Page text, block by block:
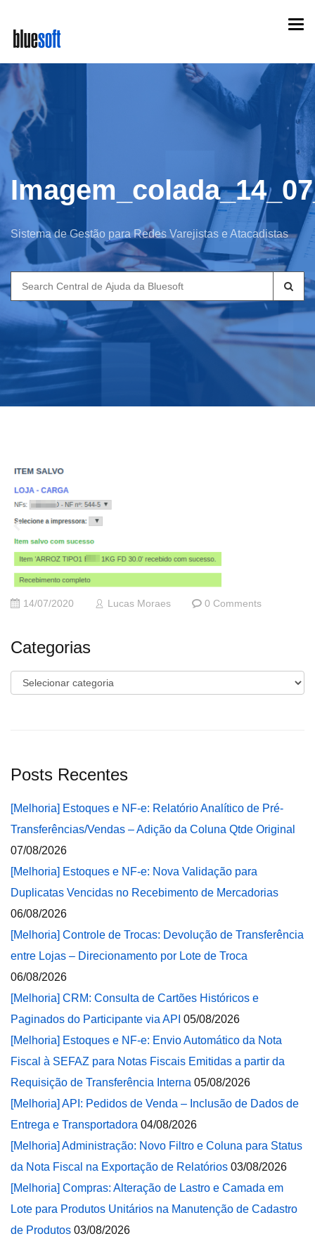
main
content
Sistema de Gestão para Redes Varejistas e Atacadistas
Search
for:
14/07/2020 Lucas Moraes 0 Comments
Categorias
Categorias
Posts Recentes
[Melhoria] Estoques e NF-e: Relatório Analítico de Pré-
Transferências/Vendas – Adição da Coluna Qtde Original
07/08/2026
[Melhoria] Estoques e NF-e: Nova Validação para
Duplicatas Vencidas no Recebimento de Mercadorias
06/08/2026
[Melhoria] Controle de Trocas: Devolução de Transferência
entre Lojas – Direcionamento por Lote de Troca
06/08/2026
[Melhoria] CRM: Consulta de Cartões Históricos e
Paginados do Participante via API 05/08/2026
[Melhoria] Estoques e NF-e: Envio Automático da Nota
Fiscal à SEFAZ para Notas Fiscais Emitidas a partir da
Requisição de Transferência Interna 05/08/2026
[Melhoria] API: Pedidos de Venda – Inclusão de Dados de
Entrega e Transportadora 04/08/2026
[Melhoria] Administração: Novo Filtro e Coluna para Status
da Nota Fiscal na Exportação de Relatórios 03/08/2026
[Melhoria] Compras: Alteração de Lastro e Camada em
Lote para Produtos Unitários na Manutenção de Cadastro
de Produtos 03/08/2026